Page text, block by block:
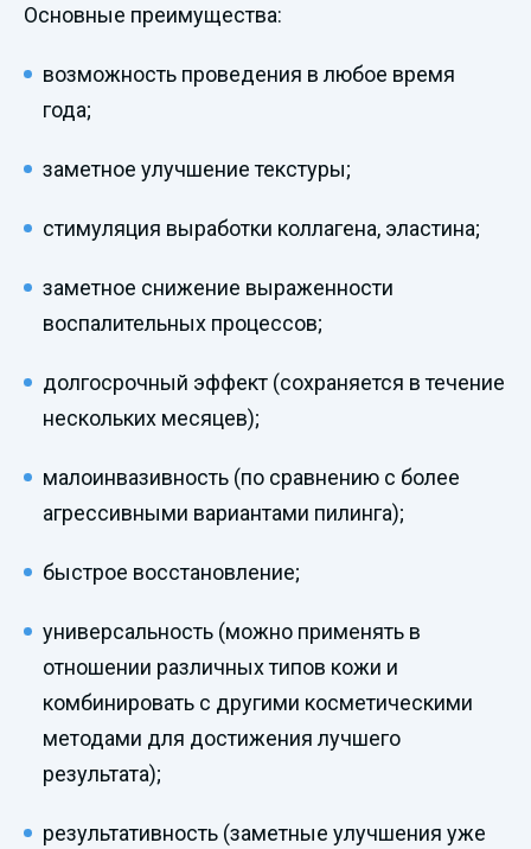
Основные преимущества:
возможность проведения в любое время
года;
заметное улучшение текстуры;
стимуляция выработки коллагена, эластина;
заметное снижение выраженности
воспалительных процессов;
долгосрочный эффект (сохраняется в течение
нескольких месяцев);
малоинвазивность (по сравнению с более
агрессивными вариантами пилинга);
быстрое восстановление;
универсальность (можно применять в
отношении различных типов кожи и
комбинировать с другими косметическими
методами для достижения лучшего
результата);
результативность (заметные улучшения уже